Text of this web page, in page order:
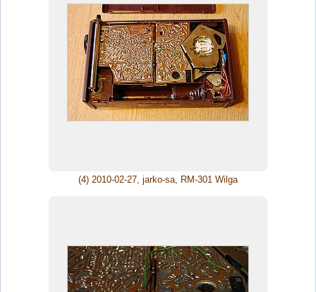
(4) 2010-02-27, jarko-sa, RM-301 Wilga